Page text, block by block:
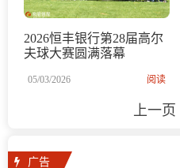
2026恒丰银行第28届高尔
夫球大赛圆满落幕
05/03/2026 阅读
上一页
广告